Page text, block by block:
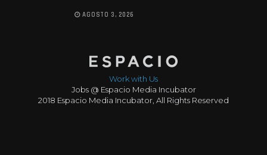
AGOSTO 3, 2026
Work with Us
Jobs @ Espacio Media Incubator
2018 Espacio Media Incubator, All Rights Reserved